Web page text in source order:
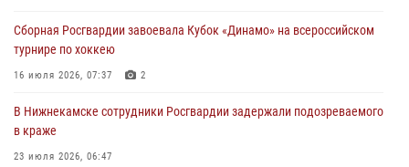
22 июля 2026, 07:41
Сборная Росгвардии завоевала Кубок «Динамо» на всероссийском
турнире по хоккею
16 июля 2026, 07:37 2
В Нижнекамске сотрудники Росгвардии задержали подозреваемого
в краже
23 июля 2026, 06:47